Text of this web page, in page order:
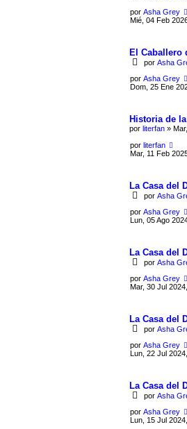
por Asha Grey
Mié, 04 Feb
El Caballero
por Asha
por Asha Grey
Dom, 25 Ene
Historia de
por literfan »
por literfan
Mar, 11 Feb
La Casa del
por Asha
por Asha Grey
Lun, 05 Ago
La Casa del
por Asha
por Asha Grey
Mar, 30 Jul
La Casa del
por Asha
por Asha Grey
Lun, 22 Jul
La Casa del
por Asha
por Asha Grey
Lun, 15 Jul